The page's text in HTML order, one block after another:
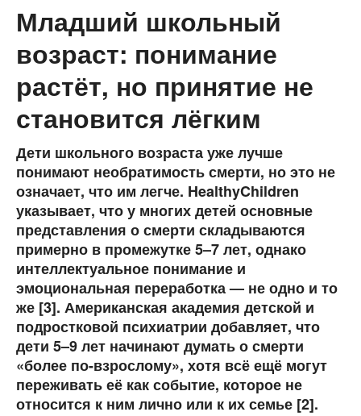
Младший школьный
возраст: понимание
растёт, но принятие не
становится лёгким
Дети школьного возраста уже лучше
понимают необратимость смерти, но это не
означает, что им легче. HealthyChildren
указывает, что у многих детей основные
представления о смерти складываются
примерно в промежутке 5–7 лет, однако
интеллектуальное понимание и
эмоциональная переработка — не одно и то
же [3]. Американская академия детской и
подростковой психиатрии добавляет, что
дети 5–9 лет начинают думать о смерти
«более по-взрослому», хотя всё ещё могут
переживать её как событие, которое не
относится к ним лично или к их семье [2].